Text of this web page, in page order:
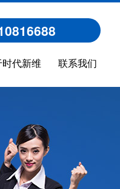
代新维 联系我们